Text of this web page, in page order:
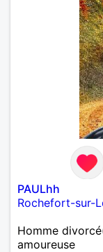
PAULhh
Rochefort-sur-
Homme
amoureuse